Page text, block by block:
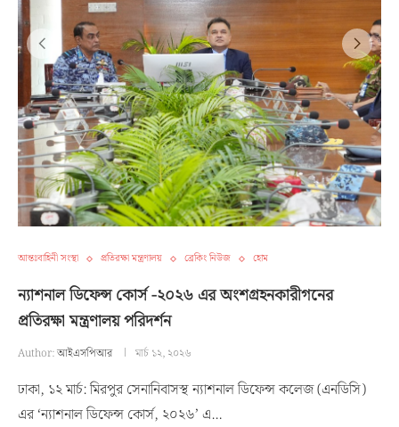
আন্তঃবাহিনী সংস্থা প্রতিরক্ষা মন্ত্রণালয় ব্রেকিং নিউজ হোম
ন্যাশনাল ডিফেন্স কোর্স -২০২৬ এর অংশগ্রহনকারীগনের
প্রতিরক্ষা মন্ত্রণালয় পরিদর্শন
Author:আইএসপিআর মার্চ ১২, ২০২৬
ঢাকা, ১২ মার্চ: মিরপুর সেনানিবাসস্থ ন্যাশনাল ডিফেন্স কলেজ (এনডিসি)
এর ‘ন্যাশনাল ডিফেন্স কোর্স, ২০২৬’ এ…